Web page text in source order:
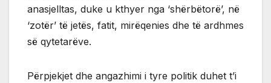
anasjelltas, duke u kthyer nga ‘shërbëtorë’, në
‘zotër’ të jetës, fatit, mirëqenies dhe të ardhmes
së qytetarëve.
Përpjekjet dhe angazhimi i tyre politik duhet t’i